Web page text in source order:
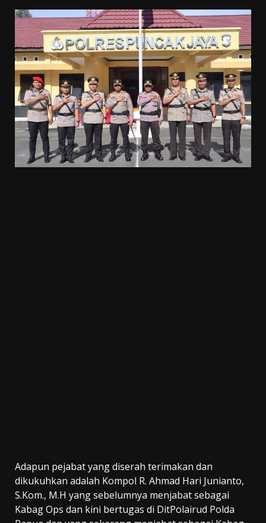
Adapun pejabat yang diserah terimakan dan
dikukuhkan adalah Kompol R. Ahmad Hari Junianto,
S.Kom., M.H yang sebelumnya menjabat sebagai
Kabag Ops dan kini bertugas di DitPolairud Polda